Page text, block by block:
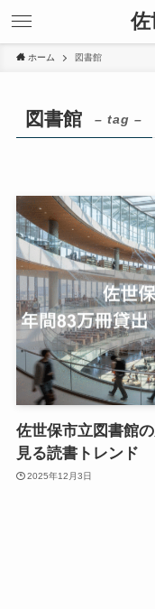
佐
ホーム 図書館
図書館 – tag –
佐世保市立図書館
見る読書トレンド
2025年12月3日